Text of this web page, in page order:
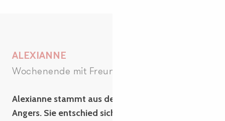
ALEXIANNE
Wochenende mit Freundinnen
Alexianne stammt aus der Vendée und studiert in
Angers. Sie entschied sich, in die Bretagne an die